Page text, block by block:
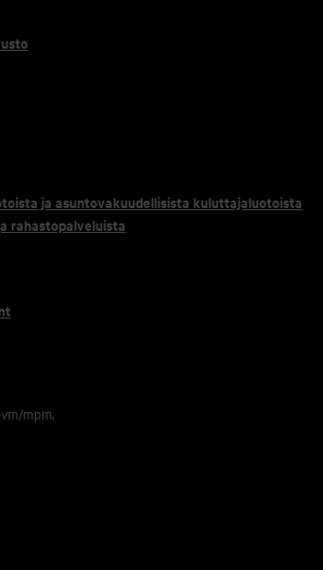
ja asuntovakuudellisista kuluttajaluotoista
rahastopalveluista
mpm.